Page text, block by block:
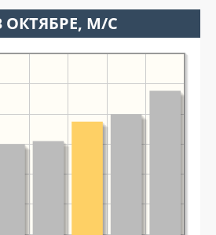
ОКТЯБРЕ, М/С